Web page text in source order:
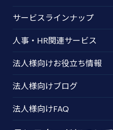
サービスラインナップ
人事・HR関連サービス
法人様向けお役立ち情報
法人様向けブログ
法人様向けFAQ